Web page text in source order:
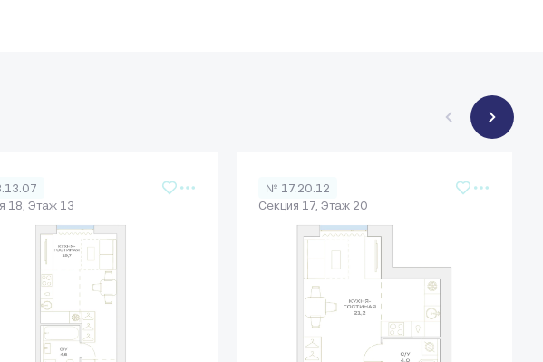
18, Этаж 13
№ 17.20.12
Секция 17, Этаж 20